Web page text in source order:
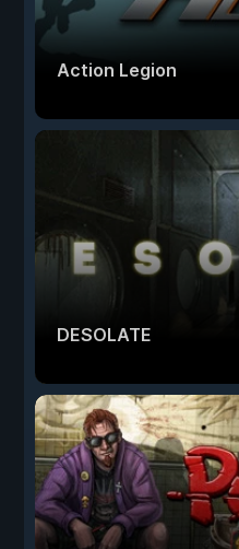
Action Legion
DESOLATE